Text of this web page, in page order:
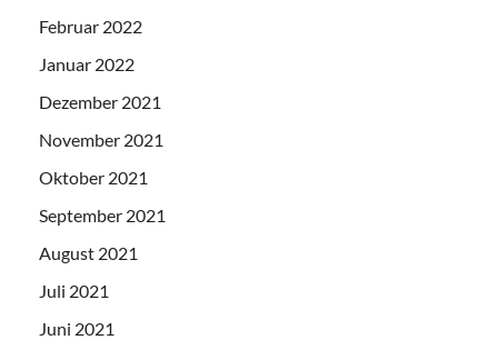
Februar 2022
Januar 2022
Dezember 2021
November 2021
Oktober 2021
September 2021
August 2021
Juli 2021
Juni 2021